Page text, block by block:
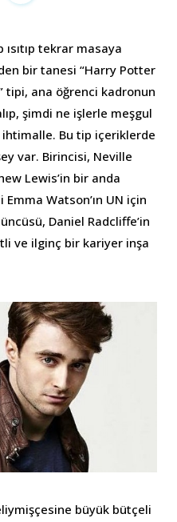
tekrar masaya
bir tanesi “Harry Potter
tipi, ana öğrenci kadronun
şimdi ne işlerle meşgul
ihtimalle. Bu tip içeriklerde
var. Birincisi, Neville
Lewis’in bir anda
Watson’ın UN için
Daniel Radcliffe’in
ve ilginç bir kariyer inşa
büyük bütçeli